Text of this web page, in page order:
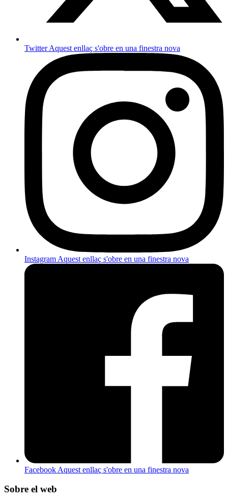
TwitterAquest enllaç s'obre en una finestra nova
Instagram Aquest enllaç s'obre en una finestra nova
Facebook Aquest enllaç s'obre en una finestra nova
Sobre el web